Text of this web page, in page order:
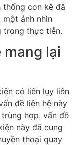
thống con kê đã
một ánh nhìn
trong thực tiễn.
mang lại
có liên lụy liên
đề liên hệ này
hợp. vấn đề
này đã cung
thoại quay